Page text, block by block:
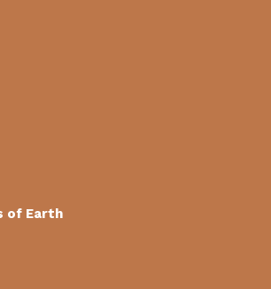
of Earth